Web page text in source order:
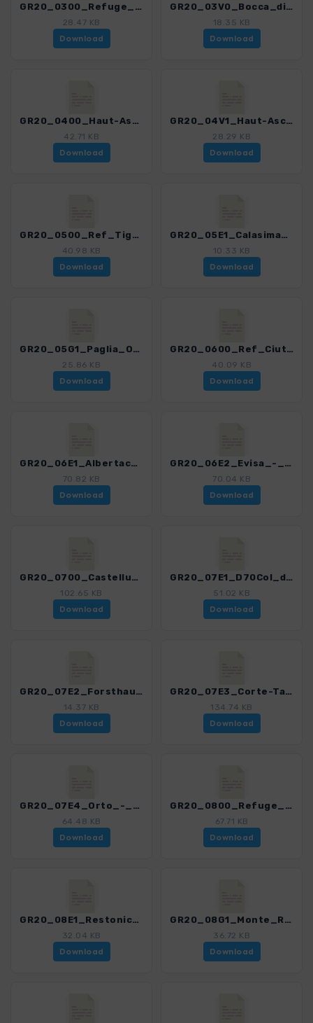
GR20_0300_Refuge_de_Carrozzu_-_Haut-Asco.gpx
28.47 KB
Download
GR20_03V0_Bocca_di_Stagnu_-_GR_20_Ref_Tighiettu.gpx
18.35 KB
Download
GR20_0400_Haut-Asco_-_Refuge_Tighiettu.gpx
42.71 KB
Download
GR20_04V1_Haut-Asco_-_Refuge_Tighiettu.gpx
28.29 KB
Download
GR20_0500_Ref_Tighiettu-RefCiuttulu_di_i_Mori.gpx
40.98 KB
Download
GR20_05E1_Calasima_-_GR20_Bergerie_de_Ballone.gpx
10.33 KB
Download
GR20_05G1_Paglia_Orba.gpx
25.86 KB
Download
GR20_0600_Ref_Ciuttulu_di_i_Mori_-_Castellu_di_Verghio.gpx
40.09 KB
Download
GR20_06E1_Albertacce_Niellu_-_Mare_a_Mare.gpx
70.82 KB
Download
GR20_06E2_Evisa_-_Mare_a_Mare_Nord.gpx
70.04 KB
Download
GR20_0700_Castellu_di_Verghio__Refuge_de_Manganu.gpx
102.65 KB
Download
GR20_07E1_D70Col_de_Sevi_-_BoccaSanPedru.gpx
51.02 KB
Download
GR20_07E2_Forsthaus de Poppaghia-Lac_de_Nino.gpx
14.37 KB
Download
GR20_07E3_Corte-Tavignano-Tal_-_Bergerie_de_Vaccaghia.gpx
134.74 KB
Download
GR20_07E4_Orto_-_RefugedeManganu.gpx
64.48 KB
Download
GR20_0800_Refuge_de_Manganu_-_Refuge_de_Petra_Piana.gpx
67.71 KB
Download
GR20_08E1_Restonica-Tal_­_GR_20_Bocca_a_e_Porte.gpx
32.04 KB
Download
GR20_08G1_Monte_Rotondo.gpx
36.72 KB
Download